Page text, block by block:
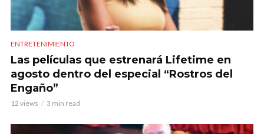
ENTRETENIMIENTO
Las películas que estrenará Lifetime en
agosto dentro del especial “Rostros del
Engaño”
12 views 3 min read